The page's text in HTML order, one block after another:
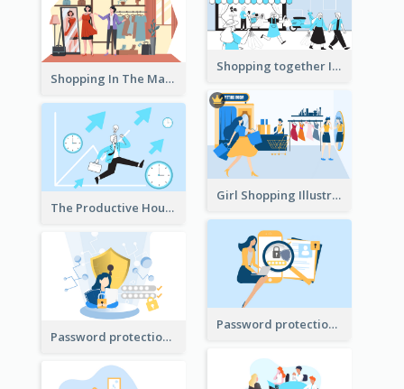
Shopping together Illustration
Shopping In The Mall Illustration
Girl Shopping Illustration
The Productive Hours
Password protection Illustration 2
Password protection Illustration